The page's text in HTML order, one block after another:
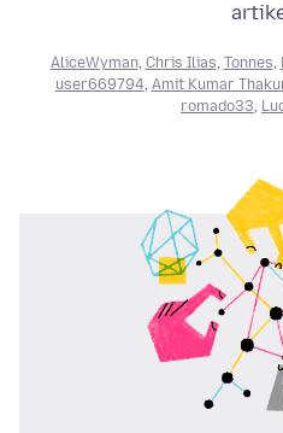
AliceWyman, Chris Ilias, Tonnes,
user669794, Amit Kumar
romado33,